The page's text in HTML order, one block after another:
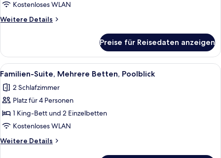
Pool
Kostenloses WLAN
Weitere Details
Weitere
2
Bedrooms,
Beachfront,
Pool
Preise für Reisedaten anzeigen
Alle
Fotos
für
Familien-
Suite,
Mehrere
Betten,
Poolblick
Ein modernes Hotelzimmer mit
8
Familien-Suite, Mehrere Betten, Poolblick
2 Schlafzimmer
Platz für 4 Personen
1 King-Bett und 2 Einzelbetten
Kostenloses WLAN
Weitere Details
Weitere